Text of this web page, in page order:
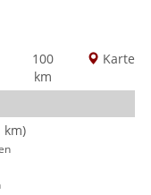
100
km
Karte